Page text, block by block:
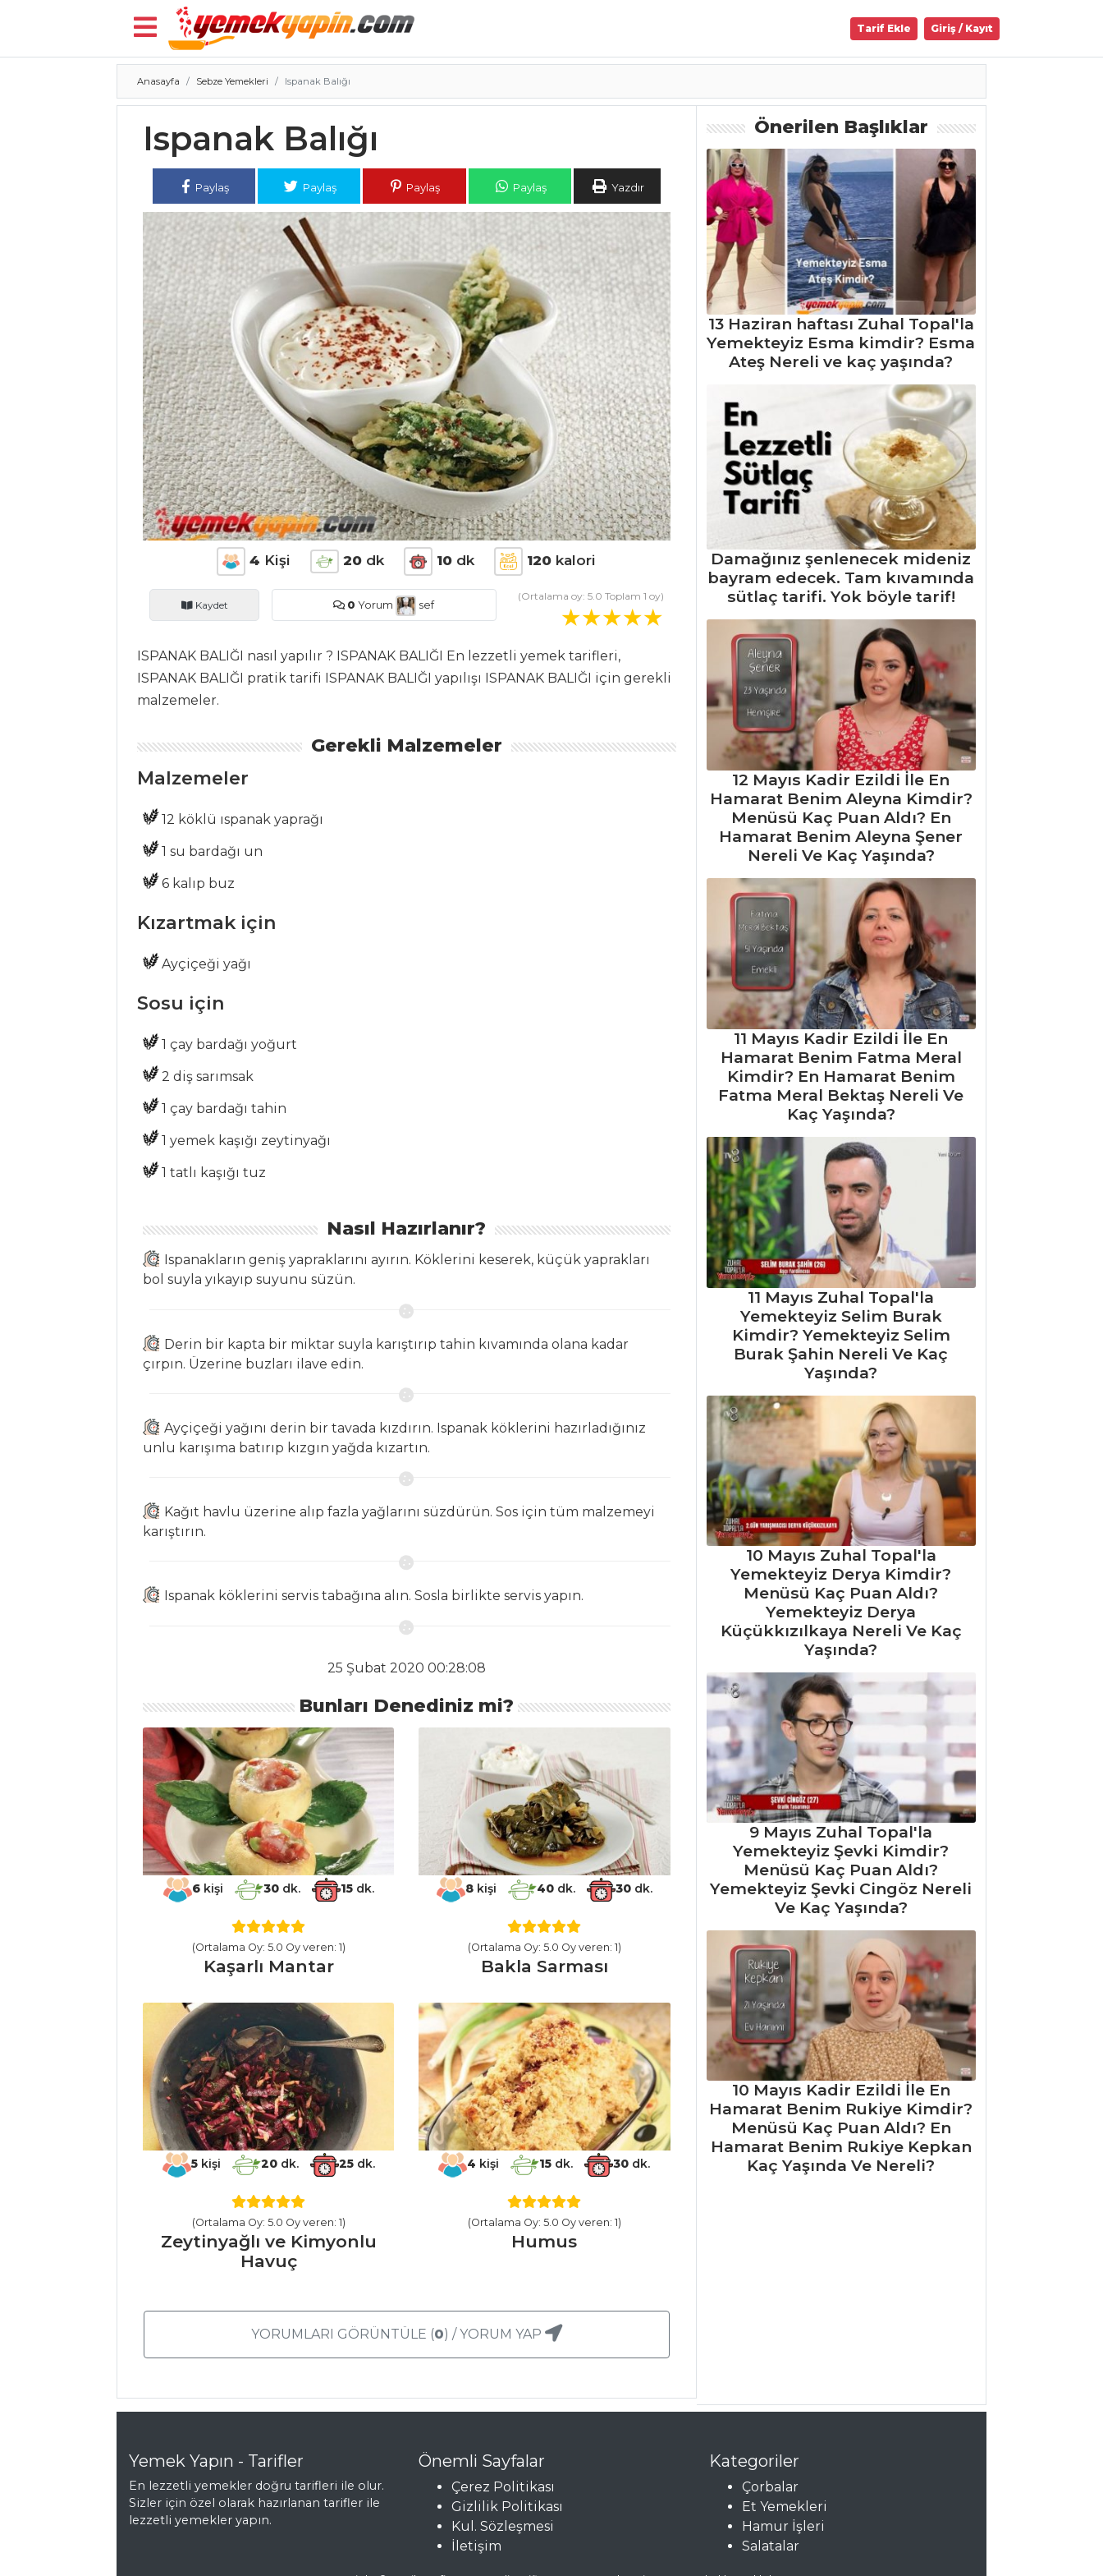
MERENGLİ TART
LİMON KREMALI
Hamur İşleri Tüm
MANTARLI VE
Pilav ve Makarna
Mercimekli Yeşil
MASTERCHEF
yapılır? En lezzetli
Masterchef Tüm
ET YEMEKLERI
YEMEKLERI
Zeytinyağlı
Tarif Ekle Giriş / Kayıt
Anasayfa Sebze Yemekleri Ispanak Balığı
Ispanak Balığı
Paylaş Paylaş Paylaş Paylaş Yazdır
4 Kişi 20 dk 10 dk 120 kalori
Kaydet 0 Yorum sef
(Ortalama oy: 5.0 Toplam 1 oy)
ISPANAK BALIĞI nasıl yapılır ? ISPANAK BALIĞI En lezzetli yemek tarifleri,
ISPANAK BALIĞI pratik tarifi ISPANAK BALIĞI yapılışı ISPANAK BALIĞI için gerekli
malzemeler.
Gerekli Malzemeler
Malzemeler
12 köklü ıspanak yaprağı
1 su bardağı un
6 kalıp buz
Kızartmak için
Ayçiçeği yağı
Sosu için
1 çay bardağı yoğurt
2 diş sarımsak
1 çay bardağı tahin
1 yemek kaşığı zeytinyağı
1 tatlı kaşığı tuz
Nasıl Hazırlanır?
Ispanakların geniş yapraklarını ayırın. Köklerini keserek, küçük yaprakları
bol suyla yıkayıp suyunu süzün.
Derin bir kapta bir miktar suyla karıştırıp tahin kıvamında olana kadar
çırpın. Üzerine buzları ilave edin.
Ayçiçeği yağını derin bir tavada kızdırın. Ispanak köklerini hazırladığınız
unlu karışıma batırıp kızgın yağda kızartın.
Kağıt havlu üzerine alıp fazla yağlarını süzdürün. Sos için tüm malzemeyi
karıştırın.
Ispanak köklerini servis tabağına alın. Sosla birlikte servis yapın.
25 Şubat 2020 00:28:08
Bunları Denediniz mi?
6kişi 30dk. 15dk.
(Ortalama Oy: 5.0 Oy veren: 1)
Kaşarlı Mantar
8kişi 40dk. 30dk.
(Ortalama Oy: 5.0 Oy veren: 1)
Bakla Sarması
5kişi 20dk. 25dk.
(Ortalama Oy: 5.0 Oy veren: 1)
Zeytinyağlı ve Kimyonlu
Havuç
4 kişi 15 dk. 30 dk.
(Ortalama Oy: 5.0 Oy veren: 1)
Humus
YORUMLARI GÖRÜNTÜLE (0) / YORUM YAP
Önerilen Başlıklar
13 Haziran haftası Zuhal Topal'la
Yemekteyiz Esma kimdir? Esma
Ateş Nereli ve kaç yaşında?
Damağınız şenlenecek mideniz
bayram edecek. Tam kıvamında
sütlaç tarifi. Yok böyle tarif!
12 Mayıs Kadir Ezildi İle En
Hamarat Benim Aleyna Kimdir?
Menüsü Kaç Puan Aldı? En
Hamarat Benim Aleyna Şener
Nereli Ve Kaç Yaşında?
11 Mayıs Kadir Ezildi İle En
Hamarat Benim Fatma Meral
Kimdir? En Hamarat Benim
Fatma Meral Bektaş Nereli Ve
Kaç Yaşında?
11 Mayıs Zuhal Topal'la
Yemekteyiz Selim Burak
Kimdir? Yemekteyiz Selim
Burak Şahin Nereli Ve Kaç
Yaşında?
10 Mayıs Zuhal Topal'la
Yemekteyiz Derya Kimdir?
Menüsü Kaç Puan Aldı?
Yemekteyiz Derya
Küçükkızılkaya Nereli Ve Kaç
Yaşında?
9 Mayıs Zuhal Topal'la
Yemekteyiz Şevki Kimdir?
Menüsü Kaç Puan Aldı?
Yemekteyiz Şevki Cingöz Nereli
Ve Kaç Yaşında?
10 Mayıs Kadir Ezildi İle En
Hamarat Benim Rukiye Kimdir?
Menüsü Kaç Puan Aldı? En
Hamarat Benim Rukiye Kepkan
Kaç Yaşında Ve Nereli?
Yemek Yapın - Tarifler
En lezzetli yemekler doğru tarifleri ile olur.
Sizler için özel olarak hazırlanan tarifler ile
lezzetli yemekler yapın.
Önemli Sayfalar
Çerez Politikası
Gizlilik Politikası
Kul. Sözleşmesi
İletişim
Kategoriler
Çorbalar
Et Yemekleri
Hamur İşleri
Salatalar